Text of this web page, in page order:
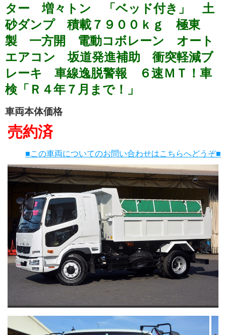
ター 増々トン 「ベッド付き」 土
砂ダンプ 積載７９００ｋｇ 極東
製 一方開 電動コボレーン オート
エアコン 坂道発進補助 衝突軽減ブ
レーキ 車線逸脱警報 ６速ＭＴ！車
検「Ｒ４年７月まで！」
車両本体価格
売約済
■この車両についてのお問い合わせはこちらへどうぞ■